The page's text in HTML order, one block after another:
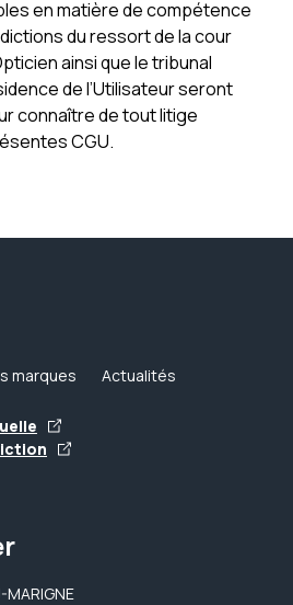
en matière de compétence
du ressort de la cour
ainsi que le tribunal
de l’Utilisateur seront
connaître de tout litige
CGU.
marques Actualités
MARIGNE